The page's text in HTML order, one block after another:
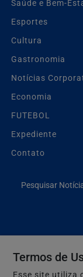
Saúde e Bem-
Esportes
Cultura
Gastronomia
Notícias
Economia
FUTEBOL
Expediente
Contato
Pesquisar
Termos de
Esse site utiliza